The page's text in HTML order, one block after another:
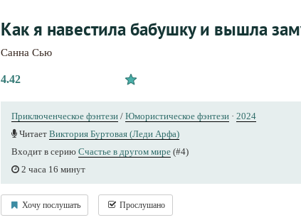
Как я навестила бабушку и вышла
Санна Сью
4.42
Приключенческое фэнтези / Юмористическое фэнтези · 2024
Читает Виктория Буртовая (Леди Арфа)
Входит в серию Счастье в другом мире (#4)
2 часа 16 минут
Хочу послушать Прослушано